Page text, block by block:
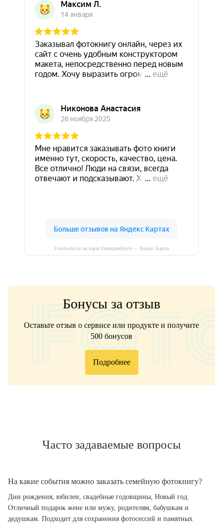
Fotobooka.ru на карте Екатеринбурга — Яндекс Карты
Бонусы за отзыв
Оставьте отзыв о сервисе или продукте и получите
500 бонусов
Подробнее
Часто задаваемые вопросы
На какие события можно заказать семейную фотокнигу?
Дни рождения, юбилеи, свадебные годовщины, Новый год.
Отличный подарок жене или мужу, родителям, бабушкам и
дедушкам. Подходит для сохранения фотосессий и памятных